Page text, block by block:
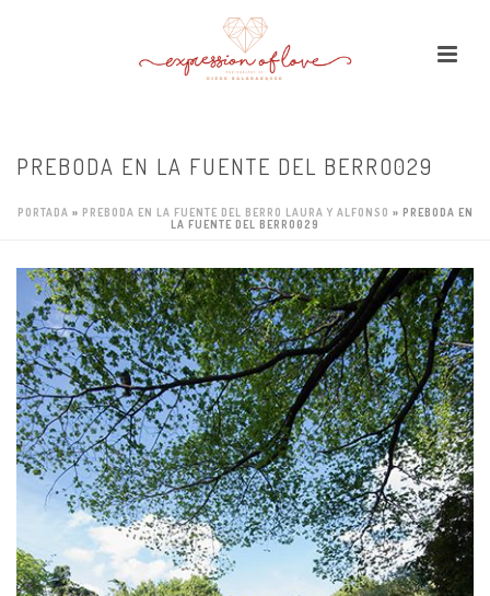
PREBODA EN LA FUENTE DEL BERRO029
PORTADA » PREBODA EN LA FUENTE DEL BERRO LAURA Y ALFONSO » PREBODA EN
LA FUENTE DEL BERRO029